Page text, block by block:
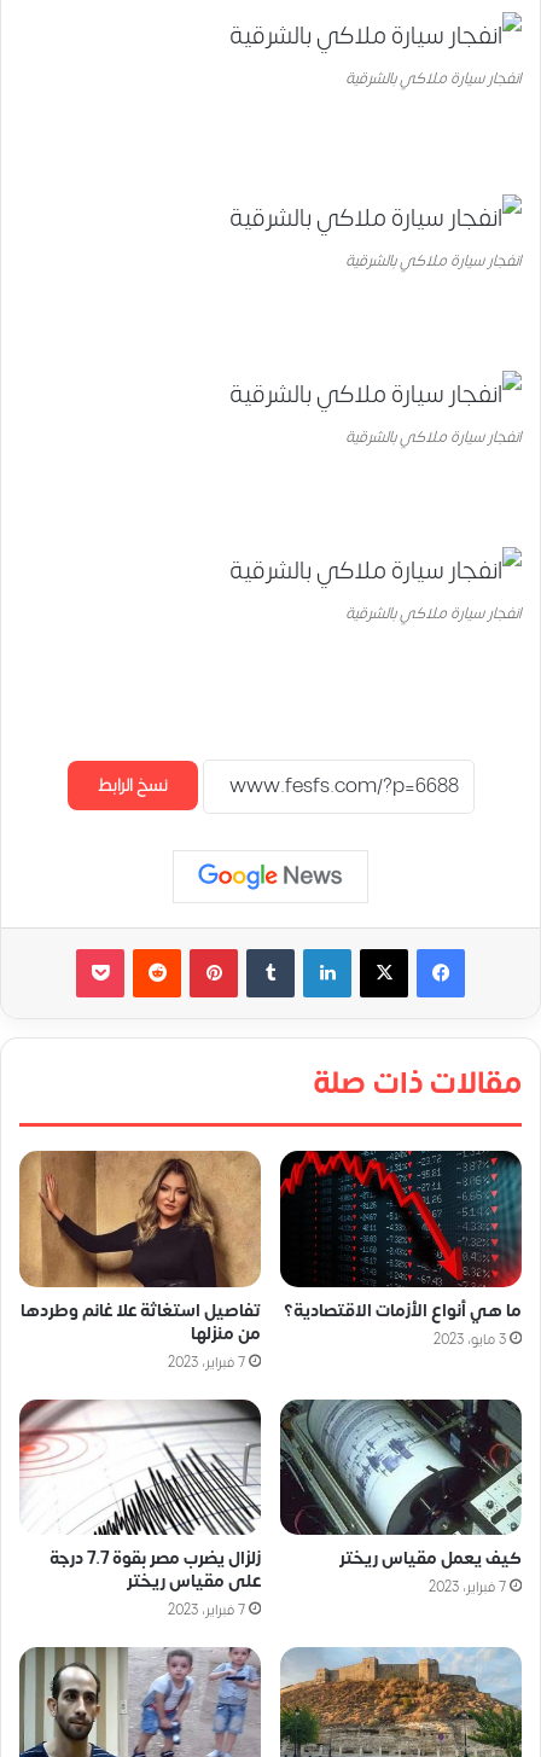
انفجار سيارة ملاكي بالشرقية
انفجار سيارة ملاكي بالشرقية
انفجار سيارة ملاكي بالشرقية
انفجار سيارة ملاكي بالشرقية
نسخ الرابط
لينكدإن بينتيريست
مقالات ذات صلة
ما هي أنواع الأزمات الاقتصادية؟
3 مايو، 2023
تفاصيل استغاثة علا غانم وطردها
من منزلها
7 فبراير، 2023
كيف يعمل مقياس ريختر
7 فبراير، 2023
زلزال يضرب مصر بقوة 7.7 درجة
على مقياس ريختر
7 فبراير، 2023